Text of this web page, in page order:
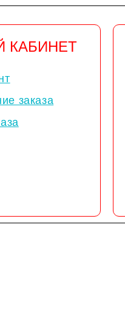
КАБИНЕТ
заказа